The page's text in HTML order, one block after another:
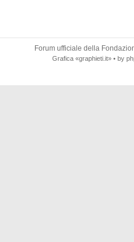
Forum ufficiale della
Grafica «graphieti.it» • by